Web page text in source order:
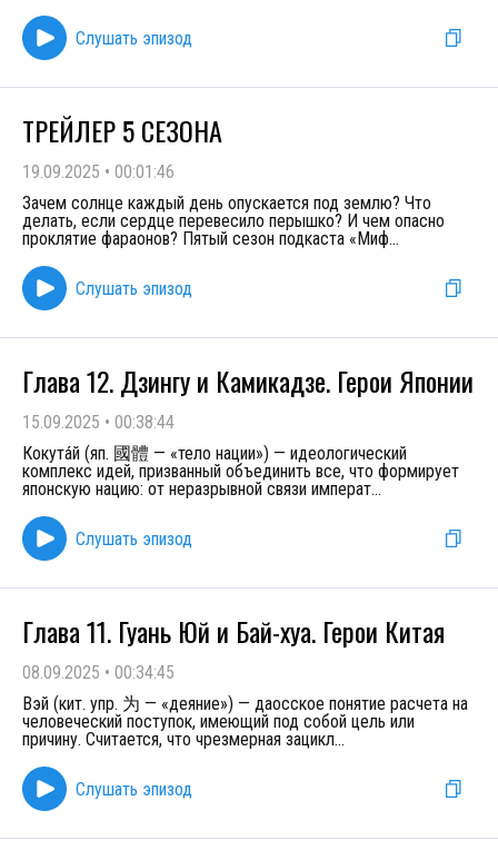
Слушать эпизод
ТРЕЙЛЕР 5 СЕЗОНА
19.09.2025 • 00:01:46
Зачем солнце каждый день опускается под землю? Что
делать, если сердце перевесило перышко? И чем опасно
проклятие фараонов? Пятый сезон подкаста «Миф...
Слушать эпизод
Глава 12. Дзингу и Камикадзе. Герои Японии
15.09.2025 • 00:38:44
Кокута́й (яп. 國體 — «тело нации») — идеологический
комплекс идей, призванный объединить все, что формирует
японскую нацию: от неразрывной связи императ...
Слушать эпизод
Глава 11. Гуань Юй и Бай-хуа. Герои Китая
08.09.2025 • 00:34:45
Вэй (кит. упр. 为 — «деяние») — даосское понятие расчета на
человеческий поступок, имеющий под собой цель или
причину. Считается, что чрезмерная зацикл...
Слушать эпизод